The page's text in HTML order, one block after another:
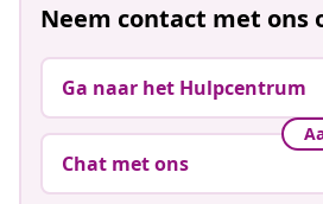
Neem contact met ons
Ga naar het Hulpcentrum
Chat met ons